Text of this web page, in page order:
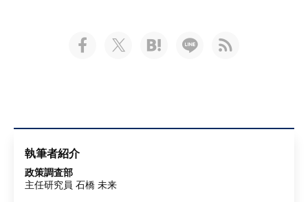
執筆者紹介
政策調査部
主任研究員 石橋 未来